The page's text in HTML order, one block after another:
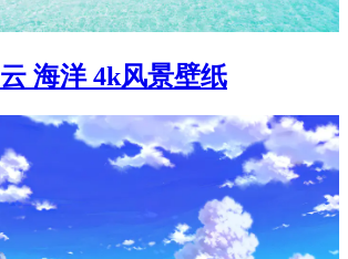
海洋 4k风景壁纸